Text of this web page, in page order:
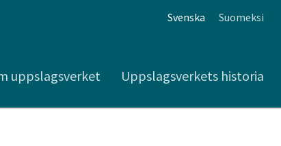
Svenska Suomeksi
uppslagsverket Uppslagsverkets historia